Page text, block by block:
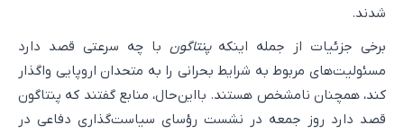
شدند.
برخی جزئیات از جمله اینکهپنتاگون با چه سرعتی قصد دارد
مسئولیت‌های مربوط به شرایط بحرانی را به متحدان اروپایی واگذار
کند، همچنان نامشخص هستند. بااین‌حال، منابع گفتند که پنتاگون
قصد دارد روز جمعه در نشست رؤسای سیاست‌گذاری دفاعی در